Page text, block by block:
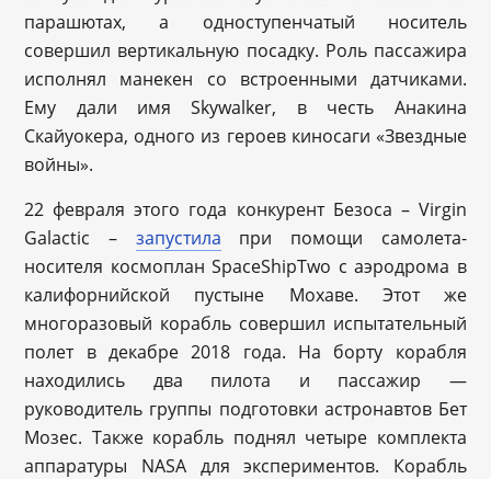
парашютах, а одноступенчатый носитель
совершил вертикальную посадку. Роль пассажира
исполнял манекен со встроенными датчиками.
Ему дали имя Skywalker, в честь Анакина
Скайуокера, одного из героев киносаги «Звездные
войны».
22 февраля этого года конкурент Безоса – Virgin
Galactic – запустила при помощи самолета-
носителя космоплан SpaceShipTwo с аэродрома в
калифорнийской пустыне Мохаве. Этот же
многоразовый корабль совершил испытательный
полет в декабре 2018 года. На борту корабля
находились два пилота и пассажир —
руководитель группы подготовки астронавтов Бет
Мозес. Также корабль поднял четыре комплекта
аппаратуры NASA для экспериментов. Корабль